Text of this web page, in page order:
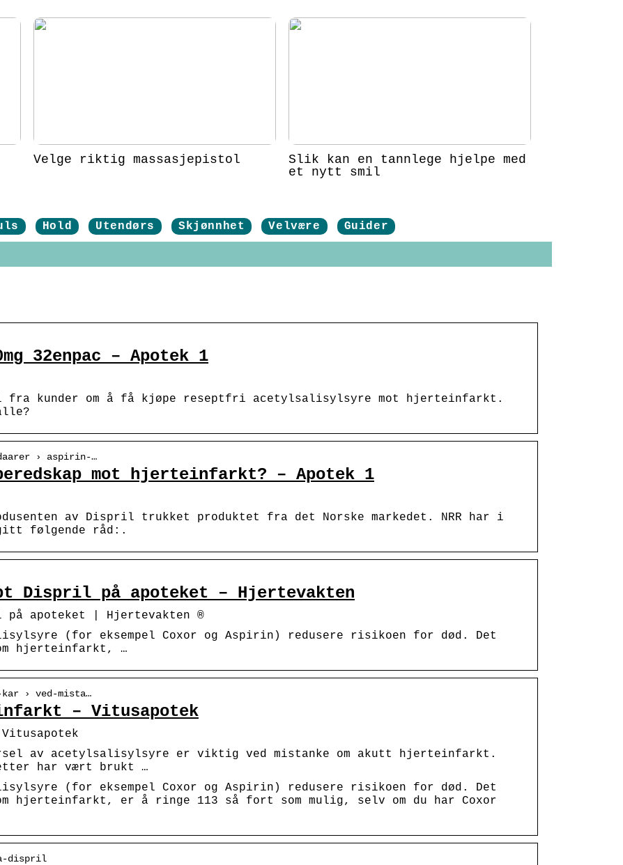
Velge riktig massasjepistol
Slik kan en tannlege hjelpe med
et nytt smil
Hold Utendørs Skjønnhet Velvære Guider
32enpac – Apotek 1
fra kunder om å få kjøpe reseptfri acetylsalisylsyre mot hjerteinfarkt.
› aspirin-…
mot hjerteinfarkt? – Apotek 1
av Dispril trukket produktet fra det Norske markedet. NRR har i
følgende råd:.
Dispril på apoteket – Hjertevakten
apoteket | Hjertevakten ®
(for eksempel Coxor og Aspirin) redusere risikoen for død. Det
hjerteinfarkt, …
› ved-mista…
– Vitusapotek
av acetylsalisylsyre er viktig ved mistanke om akutt hjerteinfarkt.
har vært brukt …
(for eksempel Coxor og Aspirin) redusere risikoen for død. Det
hjerteinfarkt, er å ringe 113 så fort som mulig, selv om du har Coxor
dispril